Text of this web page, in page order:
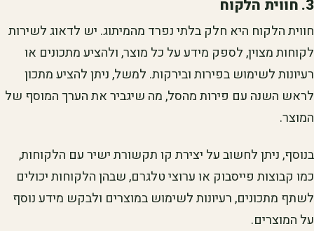
3. חווית הלקוח
חווית הלקוח היא חלק בלתי נפרד מהמיתוג. יש לדאוג לשירות
לקוחות מצוין, לספק מידע על כל מוצר, ולהציע מתכונים או
רעיונות לשימוש בפירות ובירקות. למשל, ניתן להציע מתכון
לראש השנה עם פירות מהסל, מה שיגביר את הערך המוסף של
המוצר.
בנוסף, ניתן לחשוב על יצירת קו תקשורת ישיר עם הלקוחות,
כמו קבוצות פייסבוק או ערוצי טלגרם, שבהן הלקוחות יכולים
לשתף מתכונים, רעיונות לשימוש במוצרים ולבקש מידע נוסף
על המוצרים.